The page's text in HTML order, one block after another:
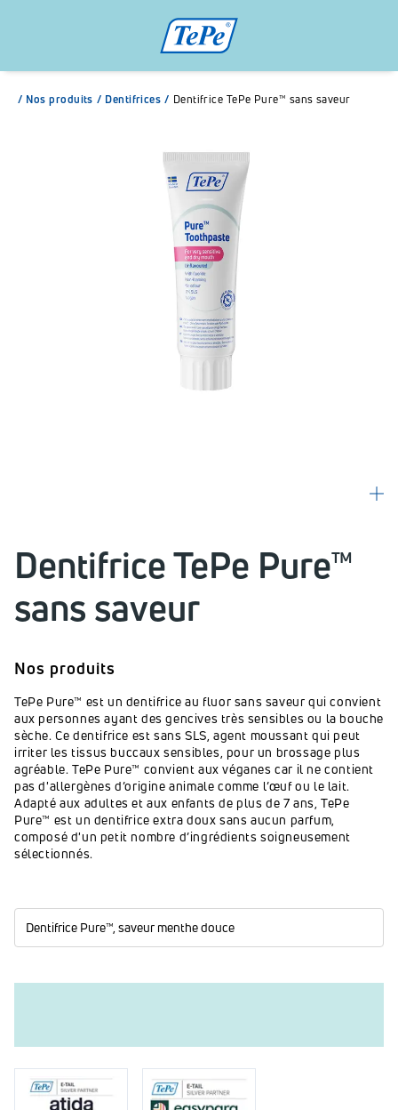
/ Nos produits / Dentifrices / Dentifrice TePe Pure™ sans saveur
Dentifrice TePe Pure™
sans saveur
Nos produits
TePe Pure™ est un dentifrice au fluor sans saveur qui convient
aux personnes ayant des gencives très sensibles ou la bouche
sèche. Ce dentifrice est sans SLS, agent moussant qui peut
irriter les tissus buccaux sensibles, pour un brossage plus
agréable. TePe Pure™ convient aux véganes car il ne contient
pas d'allergènes d’origine animale comme l’œuf ou le lait.
Adapté aux adultes et aux enfants de plus de 7 ans, TePe
Pure™ est un dentifrice extra doux sans aucun parfum,
composé d'un petit nombre d’ingrédients soigneusement
sélectionnés.
Dentifrice Pure™, saveur menthe douce